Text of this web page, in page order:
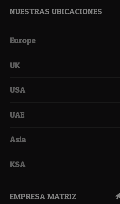
NUESTRAS UBICACIONES
Europe
UK
USA
UAE
Asia
KSA
EMPRESA MATRIZ